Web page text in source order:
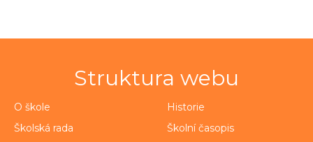
Struktura webu
O škole
Historie
Školská rada
Školní časopis